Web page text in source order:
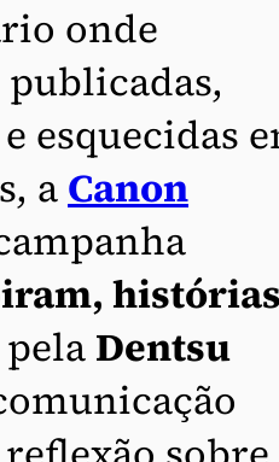
onde
esquecidas
a Canon
Dentsu